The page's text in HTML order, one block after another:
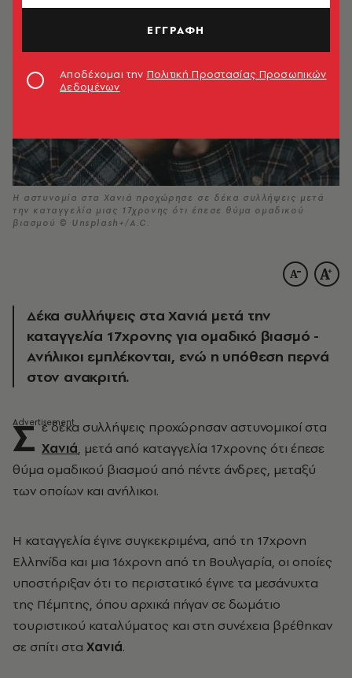
Η αστυνομία στα Χανιά προχώρησε σε δέκα συλλήψεις μετά
την καταγγελία μιας 17χρονης ότι έπεσε θύμα ομαδικού
βιασμού © Unsplash+/A.C.
Δέκα συλλήψεις στα Χανιά μετά την
καταγγελία 17χρονης για ομαδικό βιασμό -
Ανήλικοι εμπλέκονται, ενώ η υπόθεση περνά
στον ανακριτή.
Σ ε δέκα συλλήψεις προχώρησαν αστυνομικοί στα
Χανιά, μετά από καταγγελία 17χρονης ότι έπεσε
θύμα ομαδικού βιασμού από πέντε άνδρες, μεταξύ
των οποίων και ανήλικοι.
Η καταγγελία έγινε συγκεκριμένα, από τη 17χρονη
Ελληνίδα και μια 16χρονη από τη Βουλγαρία, οι οποίες
υποστήριξαν ότι το περιστατικό έγινε τα μεσάνυχτα
της Πέμπτης, όπου αρχικά πήγαν σε δωμάτιο
τουριστικού καταλύματος και στη συνέχεια βρέθηκαν
σε σπίτι στα Χανιά.
ΕΓΓΡΑΦΗ
Αποδέχομαι την Πολιτική Προστασίας Προσωπικών
Δεδομένων